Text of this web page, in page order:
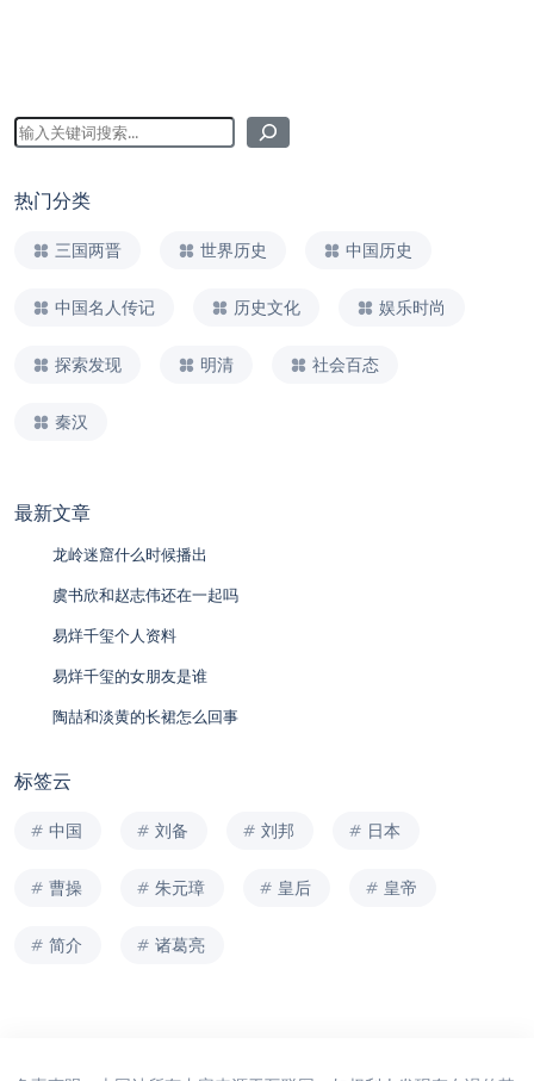
热门分类
三国两晋 世界历史 中国历史
中国名人传记 历史文化 娱乐时尚
探索发现 明清 社会百态
秦汉
最新文章
龙岭迷窟什么时候播出
虞书欣和赵志伟还在一起吗
易烊千玺个人资料
易烊千玺的女朋友是谁
陶喆和淡黄的长裙怎么回事
标签云
中国 刘备 刘邦 日本
曹操 朱元璋 皇后 皇帝
简介 诸葛亮